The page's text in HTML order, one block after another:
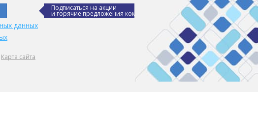
Подписаться на акции
и горячие предложения компании
данных
Карта сайта